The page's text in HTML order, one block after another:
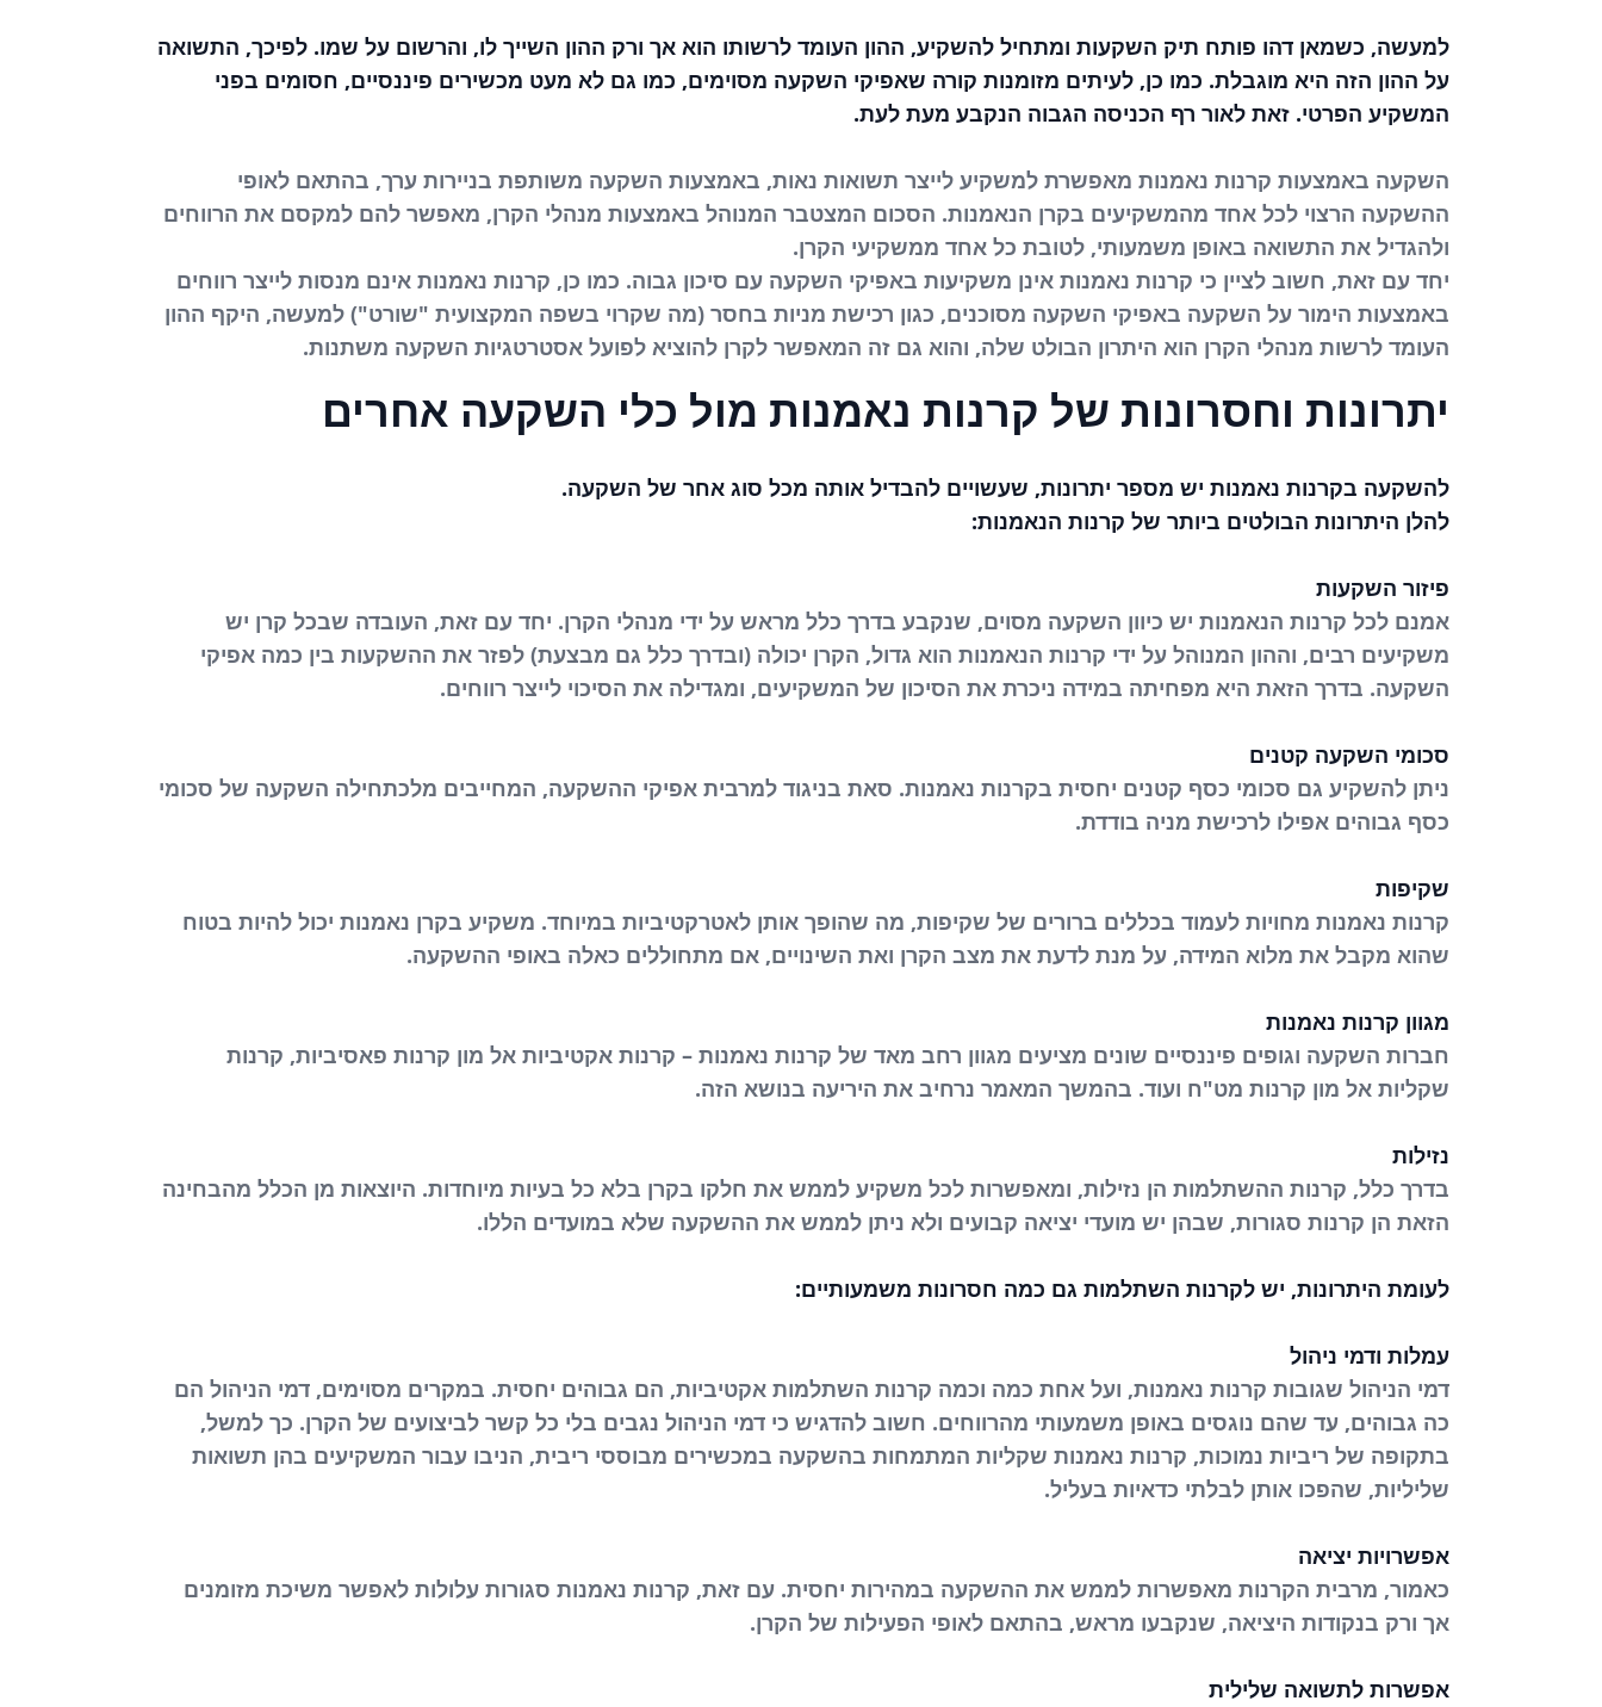
למעשה, כשמאן דהו פותח תיק השקעות ומתחיל להשקיע, ההון העומד לרשותו הוא אך ורק ההון השייך לו, והרשום על שמו. לפיכך, התשואה
על ההון הזה היא מוגבלת. כמו כן, לעיתים מזומנות קורה שאפיקי השקעה מסוימים, כמו גם לא מעט מכשירים פיננסיים, חסומים בפני
המשקיע הפרטי. זאת לאור רף הכניסה הגבוה הנקבע מעת לעת.
השקעה באמצעות קרנות נאמנות מאפשרת למשקיע לייצר תשואות נאות, באמצעות השקעה משותפת בניירות ערך, בהתאם לאופי
ההשקעה הרצוי לכל אחד מהמשקיעים בקרן הנאמנות. הסכום המצטבר המנוהל באמצעות מנהלי הקרן, מאפשר להם למקסם את הרווחים
ולהגדיל את התשואה באופן משמעותי, לטובת כל אחד ממשקיעי הקרן.
יחד עם זאת, חשוב לציין כי קרנות נאמנות אינן משקיעות באפיקי השקעה עם סיכון גבוה. כמו כן, קרנות נאמנות אינם מנסות לייצר רווחים
באמצעות הימור על השקעה באפיקי השקעה מסוכנים, כגון רכישת מניות בחסר (מה שקרוי בשפה המקצועית "שורט") למעשה, היקף ההון
העומד לרשות מנהלי הקרן הוא היתרון הבולט שלה, והוא גם זה המאפשר לקרן להוציא לפועל אסטרטגיות השקעה משתנות.
יתרונות וחסרונות של קרנות נאמנות מול כלי השקעה אחרים
להשקעה בקרנות נאמנות יש מספר יתרונות, שעשויים להבדיל אותה מכל סוג אחר של השקעה.
להלן היתרונות הבולטים ביותר של קרנות הנאמנות:
פיזור השקעות
אמנם לכל קרנות הנאמנות יש כיוון השקעה מסוים, שנקבע בדרך כלל מראש על ידי מנהלי הקרן. יחד עם זאת, העובדה שבכל קרן יש
משקיעים רבים, וההון המנוהל על ידי קרנות הנאמנות הוא גדול, הקרן יכולה (ובדרך כלל גם מבצעת) לפזר את ההשקעות בין כמה אפיקי
השקעה. בדרך הזאת היא מפחיתה במידה ניכרת את הסיכון של המשקיעים, ומגדילה את הסיכוי לייצר רווחים.
סכומי השקעה קטנים
ניתן להשקיע גם סכומי כסף קטנים יחסית בקרנות נאמנות. סאת בניגוד למרבית אפיקי ההשקעה, המחייבים מלכתחילה השקעה של סכומי
כסף גבוהים אפילו לרכישת מניה בודדת.
שקיפות
קרנות נאמנות מחויות לעמוד בכללים ברורים של שקיפות, מה שהופך אותן לאטרקטיביות במיוחד. משקיע בקרן נאמנות יכול להיות בטוח
שהוא מקבל את מלוא המידה, על מנת לדעת את מצב הקרן ואת השינויים, אם מתחוללים כאלה באופי ההשקעה.
מגוון קרנות נאמנות
חברות השקעה וגופים פיננסיים שונים מציעים מגוון רחב מאד של קרנות נאמנות – קרנות אקטיביות אל מון קרנות פאסיביות, קרנות
שקליות אל מון קרנות מט"ח ועוד. בהמשך המאמר נרחיב את היריעה בנושא הזה.
נזילות
בדרך כלל, קרנות ההשתלמות הן נזילות, ומאפשרות לכל משקיע לממש את חלקו בקרן בלא כל בעיות מיוחדות. היוצאות מן הכלל מהבחינה
הזאת הן קרנות סגורות, שבהן יש מועדי יציאה קבועים ולא ניתן לממש את ההשקעה שלא במועדים הללו.
לעומת היתרונות, יש לקרנות השתלמות גם כמה חסרונות משמעותיים:
עמלות ודמי ניהול
דמי הניהול שגובות קרנות נאמנות, ועל אחת כמה וכמה קרנות השתלמות אקטיביות, הם גבוהים יחסית. במקרים מסוימים, דמי הניהול הם
כה גבוהים, עד שהם נוגסים באופן משמעותי מהרווחים. חשוב להדגיש כי דמי הניהול נגבים בלי כל קשר לביצועים של הקרן. כך למשל,
בתקופה של ריביות נמוכות, קרנות נאמנות שקליות המתמחות בהשקעה במכשירים מבוססי ריבית, הניבו עבור המשקיעים בהן תשואות
שליליות, שהפכו אותן לבלתי כדאיות בעליל.
אפשרויות יציאה
כאמור, מרבית הקרנות מאפשרות לממש את ההשקעה במהירות יחסית. עם זאת, קרנות נאמנות סגורות עלולות לאפשר משיכת מזומנים
אך ורק בנקודות היציאה, שנקבעו מראש, בהתאם לאופי הפעילות של הקרן.
אפשרות לתשואה שלילית